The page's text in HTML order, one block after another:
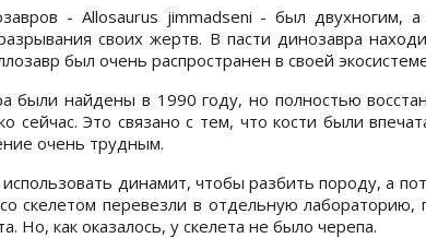
- Allosaurus jimmadseni - был двухногим,
своих жертв. В пасти динозавра
был очень распространен в своей
были найдены в 1990 году, но полностью
сейчас. Это связано с тем, что кости были
очень трудным.
динамит, чтобы разбить породу, а
скелетом перевезли в отдельную лабораторию,
Но, как оказалось, у скелета не было черепа.